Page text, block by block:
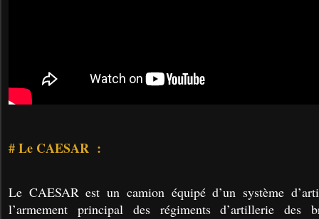
# Le CAESAR :
Le CAESAR est un camion équipé d’un système
l’armement principal des régiments d’artillerie des